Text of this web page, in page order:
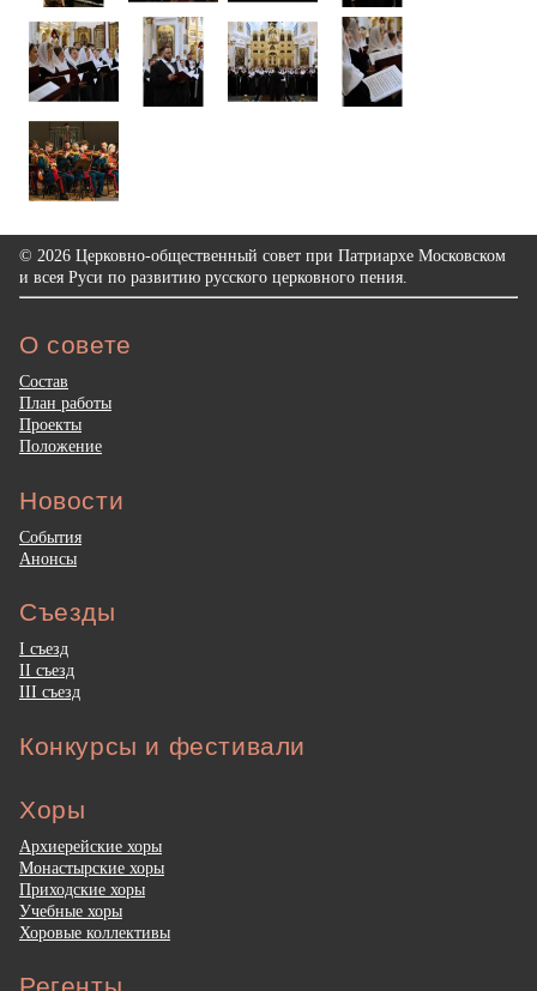
© 2026 Церковно-общественный совет при Патриархе Московском
и всея Руси по развитию русского церковного пения.
О совете
Состав
План работы
Проекты
Положение
Новости
События
Анонсы
Съезды
I съезд
II съезд
III съезд
Конкурсы и фестивали
Хоры
Архиерейские хоры
Монастырские хоры
Приходские хоры
Учебные хоры
Хоровые коллективы